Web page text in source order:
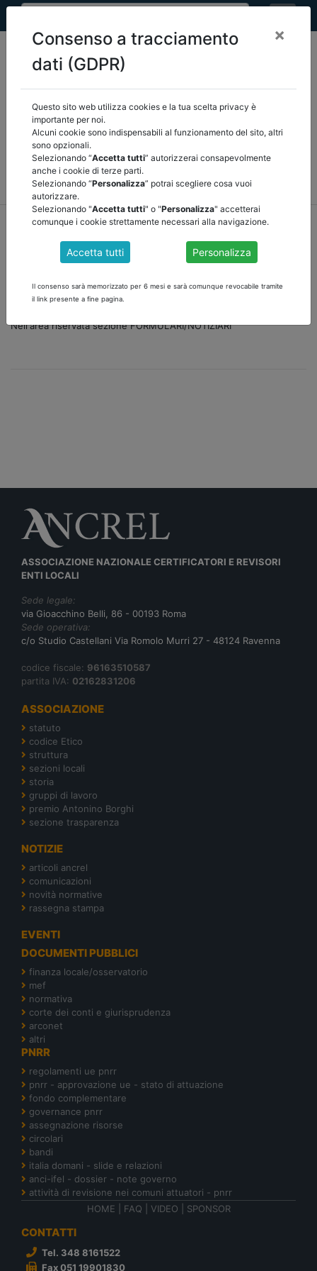
Seleziona una categoria:
COMUNICAZIONI
RASSEGNA STAMPA VEDI TUTTE
home notizie comunicazioni/torna indietro
OPERE CONTROLLO DEI REVISORI E
COMUNICATI DEL MINISTERO DELL'INTERNO
Nell'area riservata sezione FORMULARI/NOTIZIARI
ASSOCIAZIONE NAZIONALE CERTIFICATORI E REVISORI
ENTI LOCALI
Sede legale:
via Gioacchino Belli, 86 - 00193 Roma
Sede operativa:
c/o Studio Castellani Via Romolo Murri 27 - 48124 Ravenna
codice fiscale: 96163510587
partita IVA: 02162831206
ASSOCIAZIONE
statuto
codice Etico
struttura
sezioni locali
storia
gruppi di lavoro
premio Antonino Borghi
sezione trasparenza
NOTIZIE
articoli ancrel
comunicazioni
novità normative
rassegna stampa
EVENTI
DOCUMENTI PUBBLICI
finanza locale/osservatorio
mef
normativa
corte dei conti e giurisprudenza
arconet
altri
PNRR
regolamenti ue pnrr
pnrr - approvazione ue - stato di attuazione
fondo complementare
governance pnrr
assegnazione risorse
circolari
bandi
italia domani - slide e relazioni
anci-ifel - dossier - note governo
attività di revisione nei comuni attuatori - pnrr
HOME
FAQ VIDEO SPONSOR
CONTATTI
Tel. 348 8161522
Fax 051 19901830
Consenso a tracciamento
dati (GDPR)
×
Questo sito web utilizza cookies e la tua scelta privacy è
importante per noi.
Alcuni cookie sono indispensabili al funzionamento del sito, altri
sono opzionali.
Selezionando “Accetta tutti” autorizzerai consapevolmente
anche i cookie di terze parti.
Selezionando “Personalizza” potrai scegliere cosa vuoi
autorizzare.
Selezionando "Accetta tutti" o "Personalizza" accetterai
comunque i cookie strettamente necessari alla navigazione.
Accetta tutti Personalizza
Il consenso sarà memorizzato per 6 mesi e sarà comunque revocabile tramite
il link presente a fine pagina.